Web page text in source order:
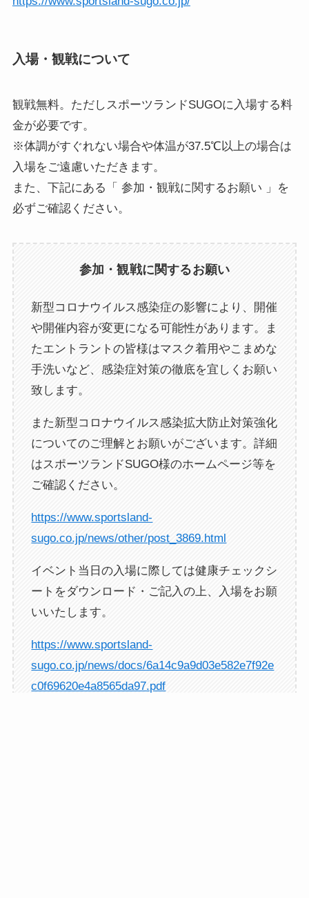
入場・観戦について
観戦無料。ただしスポーツランドSUGOに入場する料
金が必要です。
※体調がすぐれない場合や体温が37.5℃以上の場合は
入場をご遠慮いただきます。
また、下記にある「 参加・観戦に関するお願い 」を
必ずご確認ください。
参加・観戦に関するお願い
新型コロナウイルス感染症の影響により、開催
や開催内容が変更になる可能性があります。ま
たエントラントの皆様はマスク着用やこまめな
手洗いなど、感染症対策の徹底を宜しくお願い
致します。
また新型コロナウイルス感染拡大防止対策強化
についてのご理解とお願いがございます。詳細
はスポーツランドSUGO様のホームページ等を
ご確認ください。
https://www.sportsland-
sugo.co.jp/news/other/post_3869.html
イベント当日の入場に際しては健康チェックシ
ートをダウンロード・ご記入の上、入場をお願
いいたします。
https://www.sportsland-
sugo.co.jp/news/docs/6a14c9a9d03e582e7f92e
c0f69620e4a8565da97.pdf